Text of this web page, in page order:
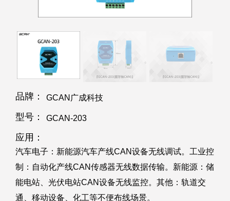
品牌： GCAN广成科技
型号： GCAN-203
应用：
汽车电子：新能源汽车产线CAN设备无线调试。工业控
制：自动化产线CAN传感器无线数据传输。新能源：储
能电站、光伏电站CAN设备无线监控。其他：轨道交
通、移动设备、化工等不便布线场景。